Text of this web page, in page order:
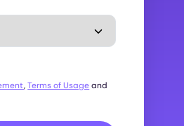
,Terms of Usageand